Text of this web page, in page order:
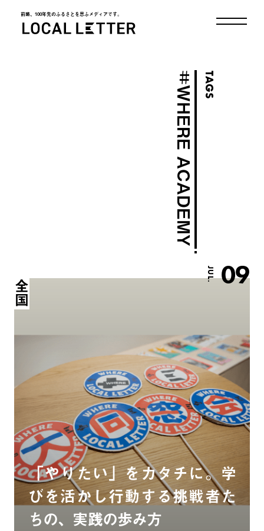
前略、100年先のふるさとを思ふメディアです。
TAGS
＃
WHERE ACADEMY
JUL. 09
全国
「やりたい」をカタチに。学
びを活かし行動する挑戦者た
ちの、実践の歩み方